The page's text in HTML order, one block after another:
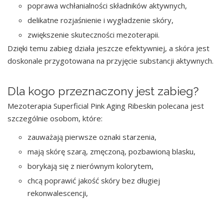
poprawa wchłanialności składników aktywnych,
delikatne rozjaśnienie i wygładzenie skóry,
zwiększenie skuteczności mezoterapii.
Dzięki temu zabieg działa jeszcze efektywniej, a skóra jest
doskonale przygotowana na przyjęcie substancji aktywnych.
Dla kogo przeznaczony jest zabieg?
Mezoterapia Superficial Pink Aging Ribeskin polecana jest
szczególnie osobom, które:
zauważają pierwsze oznaki starzenia,
mają skórę szarą, zmęczoną, pozbawioną blasku,
borykają się z nierównym kolorytem,
chcą poprawić jakość skóry bez długiej
rekonwalescencji,